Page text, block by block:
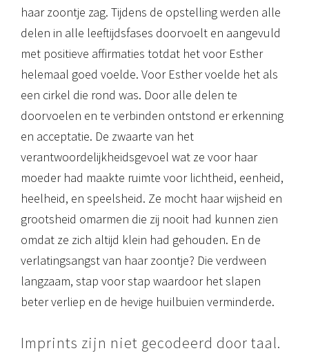
haar zoontje zag. Tijdens de opstelling werden alle
delen in alle leeftijdsfases doorvoelt en aangevuld
met positieve affirmaties totdat het voor Esther
helemaal goed voelde. Voor Esther voelde het als
een cirkel die rond was. Door alle delen te
doorvoelen en te verbinden ontstond er erkenning
en acceptatie. De zwaarte van het
verantwoordelijkheidsgevoel wat ze voor haar
moeder had maakte ruimte voor lichtheid, eenheid,
heelheid, en speelsheid. Ze mocht haar wijsheid en
grootsheid omarmen die zij nooit had kunnen zien
omdat ze zich altijd klein had gehouden. En de
verlatingsangst van haar zoontje? Die verdween
langzaam, stap voor stap waardoor het slapen
beter verliep en de hevige huilbuien verminderde.
Imprints zijn niet gecodeerd door taal.